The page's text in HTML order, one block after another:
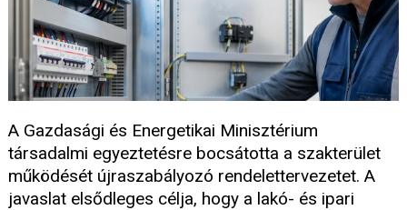
A Gazdasági és Energetikai Minisztérium
társadalmi egyeztetésre bocsátotta a szakterület
működését újraszabályozó rendelettervezetet. A
javaslat elsődleges célja, hogy a lakó- és ipari